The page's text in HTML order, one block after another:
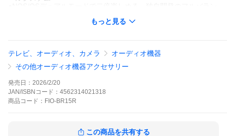
●グローバル10バンドPEQを搭載。AUTO EQによりさらに便利に
●有線と無線、二つのハイレゾ認証で保証された確かな品質
【スペック】
●メインコントローラー：ESP32-S3
●DAC：独自開発フルバランス24bit R2R DAC回路
●USBコントローラー：XMOS XU316
●Bluetoothチップ：Qualcomm QCC5181
Adaptive、aptX Lossless、LDAC
もっと見る
テレビ、オーディオ、カメラ
オーディオ機器
その他オーディオ機器アクセサリー
発売日： 2026/2/20
JAN/ISBNコード： 4562314021318
商品 コード： FIO-BR15R
この商品を共有する